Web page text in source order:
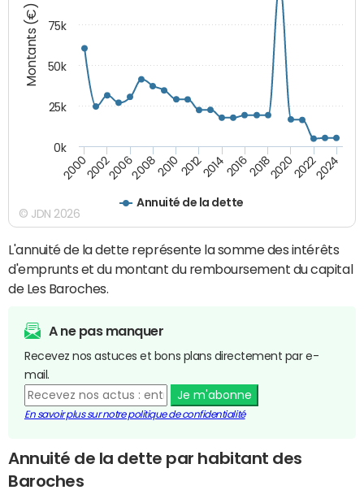
Montants (€)
Annuité de la dette
200020022006200820102012201420162018202020222024
0k
25k
50k
75k
© JDN 2026
L'annuité de la dette représente la somme des intérêts
d'emprunts et du montant du remboursement du capital
de Les Baroches.
A ne pas manquer
Recevez nos astuces et bons plans directement par e-
mail.
Je m'abonne
En savoir plus sur notre politique de confidentialité
Annuité de la dette par habitant des
Baroches